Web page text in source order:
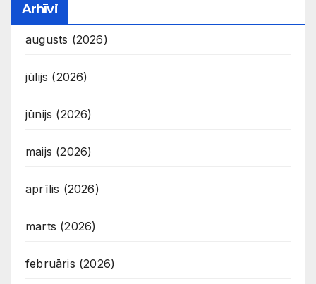
Arhīvi
augusts (2026)
jūlijs (2026)
jūnijs (2026)
maijs (2026)
aprīlis (2026)
marts (2026)
februāris (2026)